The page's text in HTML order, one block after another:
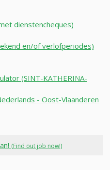
dienstencheques)
en/of verlofperiodes)
(SINT-KATHERINA-
- Oost-Vlaanderen
(Find out job now!)